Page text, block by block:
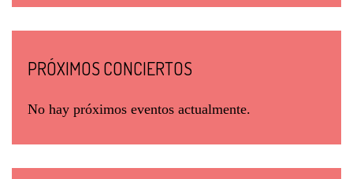
PRÓXIMOS CONCIERTOS
No hay próximos eventos actualmente.